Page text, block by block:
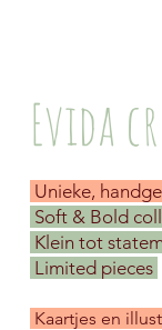
Evida
Unieke,
Soft & Bold
Klein tot
Limited pieces
Kaartjes en